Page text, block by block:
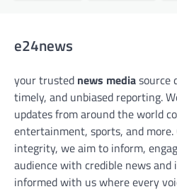
e24news
your trusted news mediasource
timely, and unbiased reporting.
updates from around the world
entertainment, sports, and
integrity, we aim to inform,
audience with credible news
informed with us where every